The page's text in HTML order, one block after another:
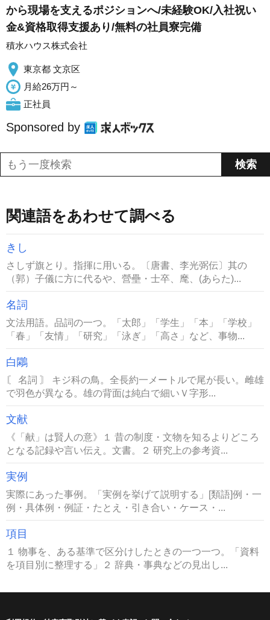
から現場を支えるポジションへ/未経験OK/入社祝い
金&資格取得支援あり/無料の社員寮完備
積水ハウス株式会社
東京都 文京区
月給26万円～
正社員
Sponsored by
関連語をあわせて調べる
きし
さしず旗とり。指揮に用いる。〔唐書、李光弼伝〕其の
（郭）子儀に方に代るや、營壘・士卒、麾、(あらた)...
名詞
文法用語。品詞の一つ。「太郎」「学生」「本」「学校」
「春」「友情」「研究」「泳ぎ」「高さ」など、事物...
白鷴
〘 名詞 〙 キジ科の鳥。全長約一メートルで尾が長い。雌雄
で羽色が異なる。雄の背面は純白で細いＶ字形...
文献
《「献」は賢人の意》１ 昔の制度・文物を知るよりどころ
となる記録や言い伝え。文書。２ 研究上の参考資...
実例
実際にあった事例。「実例を挙げて説明する」[類語]例・一
例・具体例・例証・たとえ・引き合い・ケース・...
項目
１ 物事を、ある基準で区分けしたときの一つ一つ。「資料
を項目別に整理する」２ 辞典・事典などの見出し...